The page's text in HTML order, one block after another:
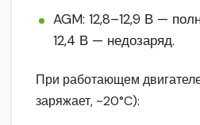
AGM: 12,8–12,9 В —
12,4 В — недозаряд.
При работающем
заряжает, ~20°C):